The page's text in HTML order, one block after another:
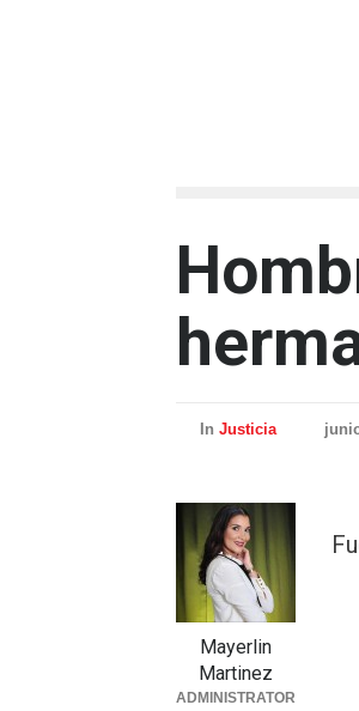
In Justicia
Mayerlin
Martinez
ADMINISTRATOR